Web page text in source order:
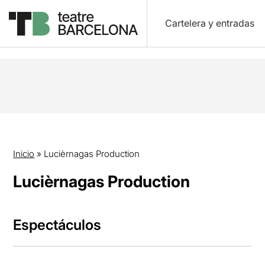
Cartelera y entradas
Inicio » Lucièrnagas Production
Lucièrnagas Production
Espectáculos